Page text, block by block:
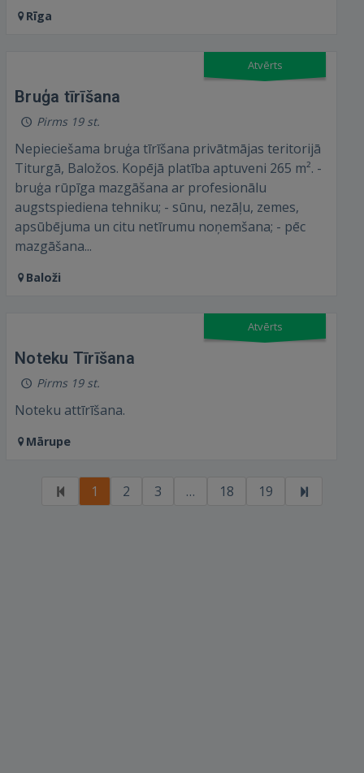
IENĀKT
Aizmirsāt paroli? Atcerēties?
FACEBOOK
 Sign in with Apple
Vēl neesat reģistrējies?
Rīga
Atvērts
Bruģa tīrīšana
Pirms 19 st.
Nepieciešama bruģa tīrīšana privātmājas teritorijā
Titurgā, Baložos. Kopējā platība aptuveni 265 m². -
bruģa rūpīga mazgāšana ar profesionālu
augstspiediena tehniku; - sūnu, nezāļu, zemes,
apsūbējuma un citu netīrumu noņemšana; - pēc
mazgāšana...
Baloži
Atvērts
Noteku Tīrīšana
Pirms 19 st.
Noteku attīrīšana.
Mārupe
1 2 3 … 18 19